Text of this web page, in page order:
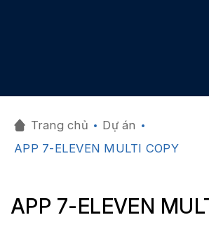
Trang chủ
Dự án
APP 7-ELEVEN MULTI COPY
APP 7-ELEVEN